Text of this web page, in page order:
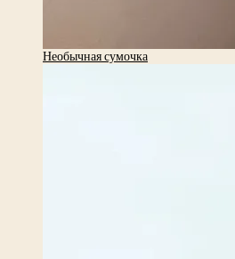
Необычная сумочка